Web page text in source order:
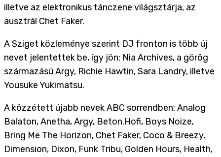
illetve az elektronikus tánczene világsztárja, az
ausztrál Chet Faker.
A Sziget közleménye szerint DJ fronton is több új
nevet jelentettek be, így jön: Nia Archives, a görög
származású Argy, Richie Hawtin, Sara Landry, illetve
Yousuke Yukimatsu.
A közzétett újabb nevek ABC sorrendben: Analog
Balaton, Anetha, Argy, Beton.Hofi, Boys Noize,
Bring Me The Horizon, Chet Faker, Coco & Breezy,
Dimension, Dixon, Funk Tribu, Golden Hours, Health,